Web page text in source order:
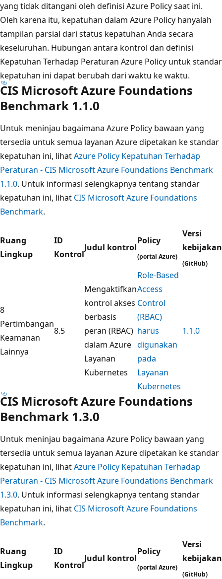
yang tidak ditangani oleh definisi Azure Policy saat ini.
Oleh karena itu, kepatuhan dalam Azure Policy hanyalah
tampilan parsial dari status kepatuhan Anda secara
keseluruhan. Hubungan antara kontrol dan definisi
Kepatuhan Terhadap Peraturan Azure Policy untuk standar
kepatuhan ini dapat berubah dari waktu ke waktu.
CIS Microsoft Azure Foundations
Benchmark 1.1.0
Untuk meninjau bagaimana Azure Policy bawaan yang
tersedia untuk semua layanan Azure dipetakan ke standar
kepatuhan ini, lihatAzure Policy Kepatuhan Terhadap
Peraturan - CIS Microsoft Azure Foundations Benchmark
1.1.0. Untuk informasi selengkapnya tentang standar
kepatuhan ini, lihat CIS Microsoft Azure Foundations
Benchmark.
Ruang
Lingkup
ID
Kontrol
Judul kontrol
Policy
(portal Azure)
Versi
kebijakan
(GitHub)
8
Pertimbangan
Keamanan
Lainnya
8.5
Mengaktifkan
kontrol akses
berbasis
peran (RBAC)
dalam Azure
Layanan
Kubernetes
Role-Based
Access
Control
(RBAC)
harus
digunakan
pada
Layanan
Kubernetes
1.1.0
CIS Microsoft Azure Foundations
Benchmark 1.3.0
Untuk meninjau bagaimana Azure Policy bawaan yang
tersedia untuk semua layanan Azure dipetakan ke standar
kepatuhan ini, lihatAzure Policy Kepatuhan Terhadap
Peraturan - CIS Microsoft Azure Foundations Benchmark
1.3.0. Untuk informasi selengkapnya tentang standar
kepatuhan ini, lihat CIS Microsoft Azure Foundations
Benchmark.
Ruang
Lingkup
ID
Kontrol
Judul kontrol
Policy
(portal Azure)
Versi
kebijakan
(GitHub)